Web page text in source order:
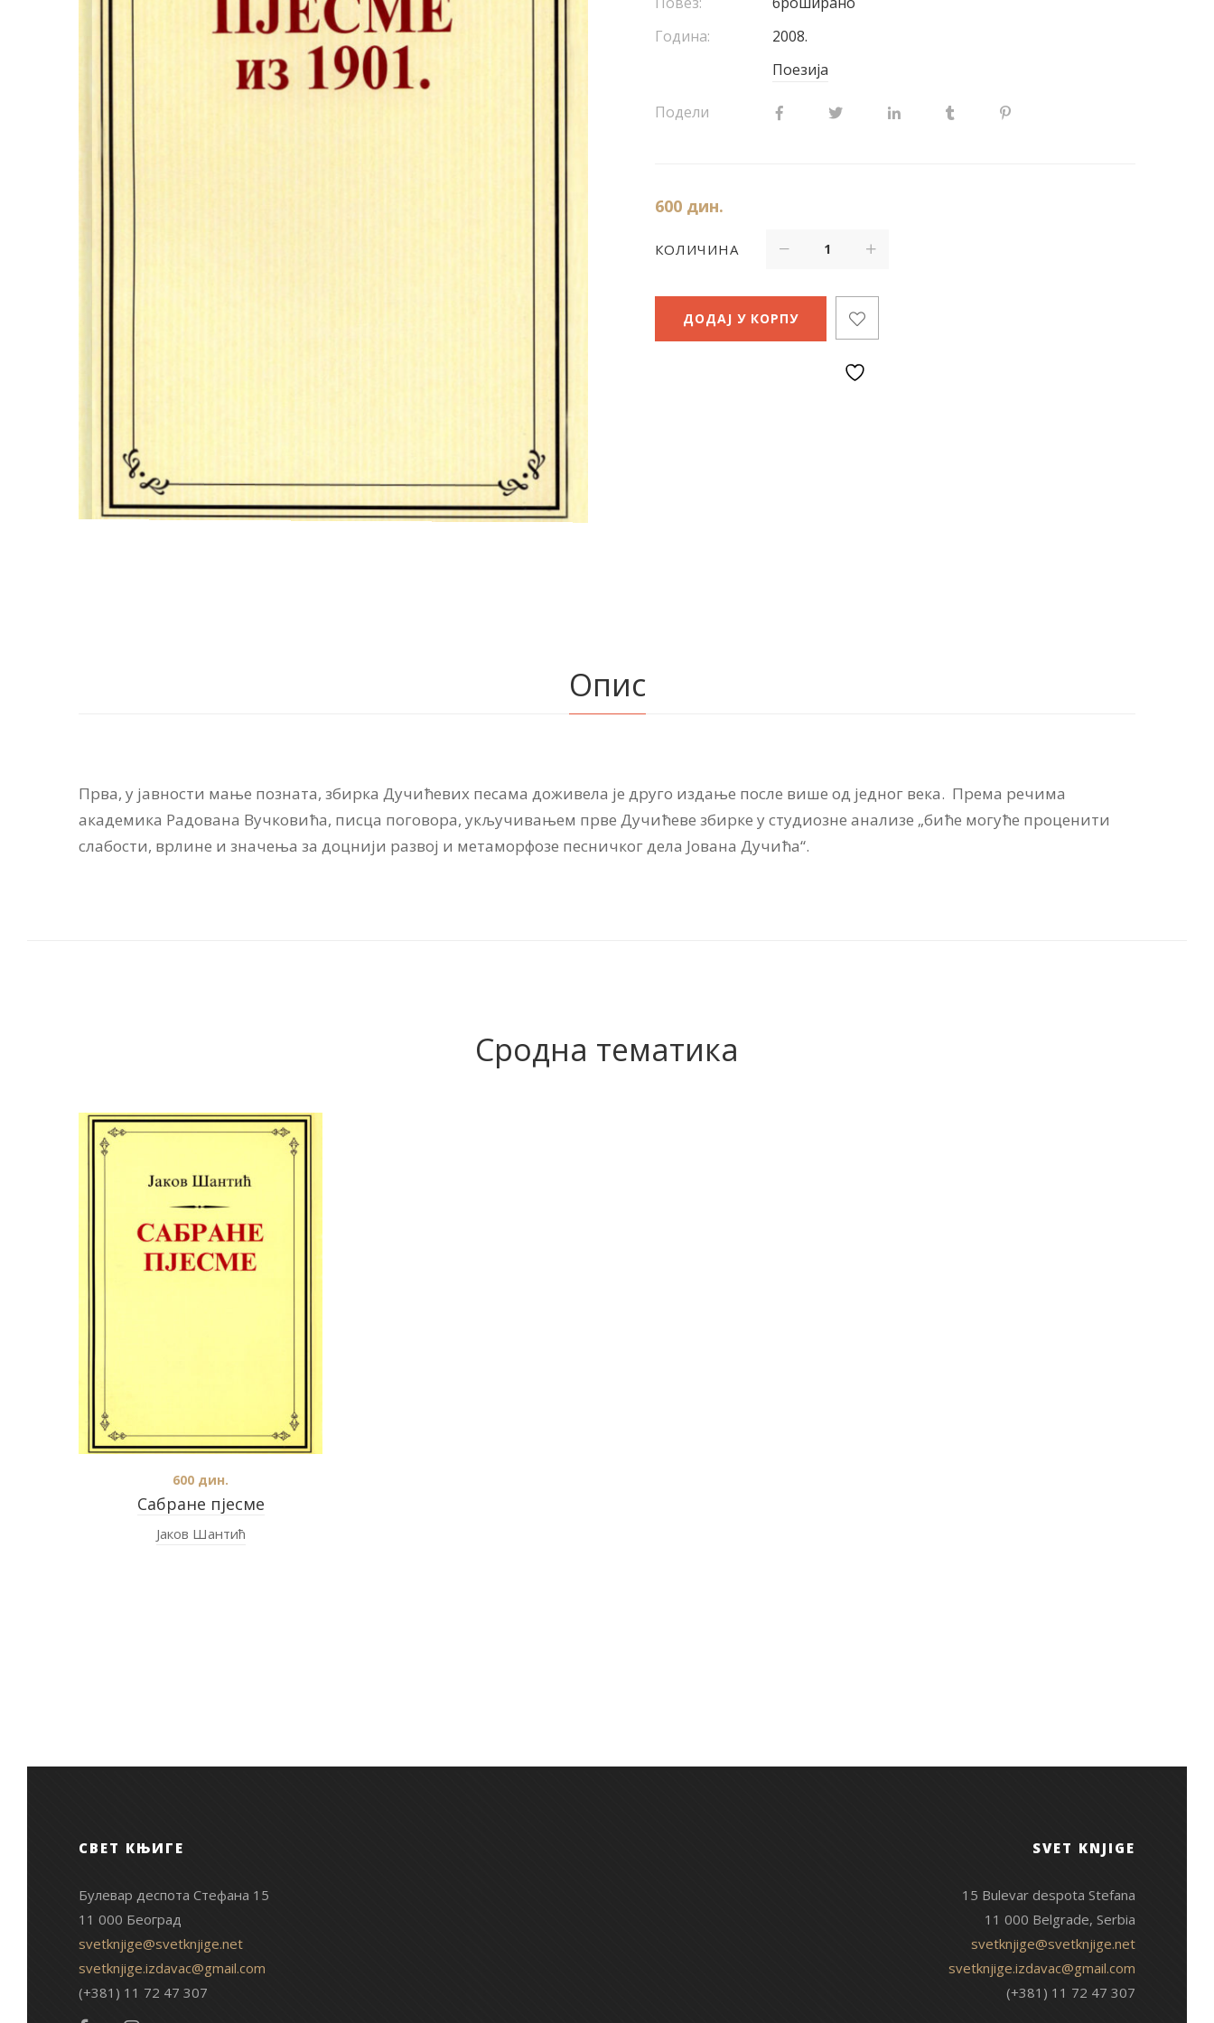
Година:
2008.
Поезија
Подели
600 дин.
КОЛИЧИНА
ДОДАЈ У КОРПУ
Опис
Прва, у јавности мање позната, збирка Дучићевих песама доживела је друго издање после више од једног века. Према речима
академика Радована Вучковића, писца поговора, укључивањем прве Дучићеве збирке у студиозне анализе „биће могуће проценити
слабости, врлине и значења за доцнији развој и метаморфозе песничког дела Јована Дучића“.
Сродна тематика
Сабране пјесме
600 дин.
Јаков Шантић
СВЕТ КЊИГЕ
Булевар деспота Стефана 15
11 000 Београд
svetknjige@svetknjige.net
svetknjige.izdavac@gmail.com
(+381) 11 72 47 307
SVET KNJIGE
15 Bulevar despota Stefana
11 000 Belgrade, Serbia
svetknjige@svetknjige.net
svetknjige.izdavac@gmail.com
(+381) 11 72 47 307